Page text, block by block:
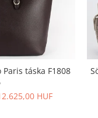
táska F1808
HUF